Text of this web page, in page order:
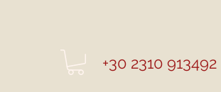
+30 2310 913492